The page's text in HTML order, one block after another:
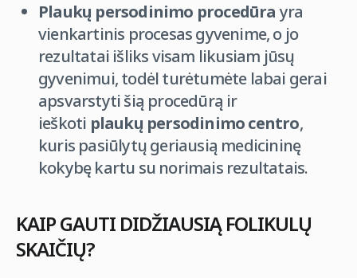
Plaukų persodinimo procedūrayra
vienkartinis procesas gyvenime, o jo
rezultatai išliks visam likusiam jūsų
gyvenimui, todėl turėtumėte labai gerai
apsvarstyti šią procedūrą ir
ieškoti plaukų persodinimo centro,
kuris pasiūlytų geriausią medicininę
kokybę kartu su norimais rezultatais.
KAIP GAUTI DIDŽIAUSIĄ FOLIKULŲ
SKAIČIŲ?